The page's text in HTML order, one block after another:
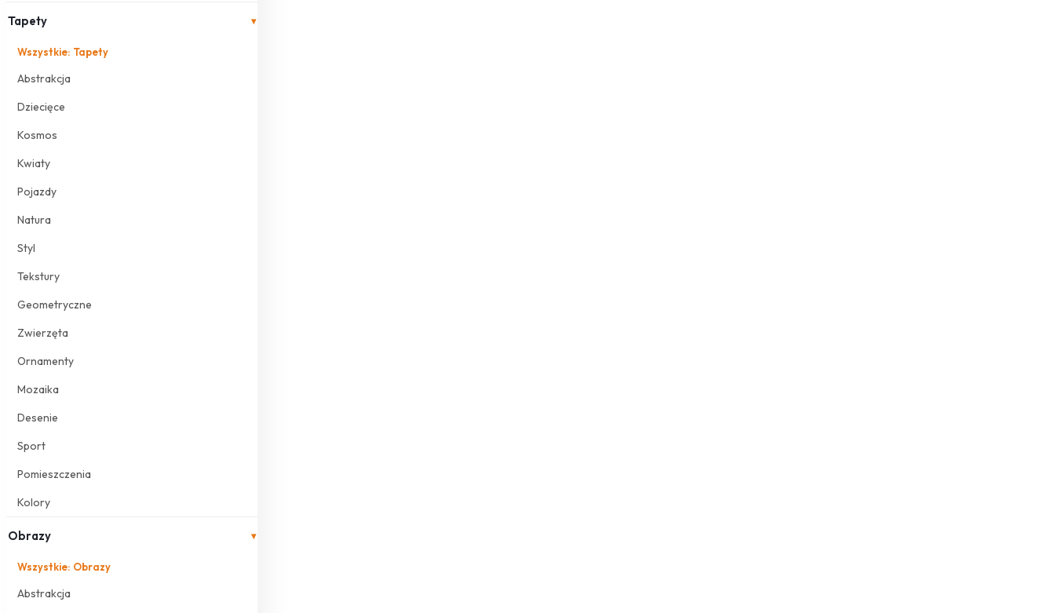
Tapety ▾
Wszystkie: Tapety
Abstrakcja
Dziecięce
Kosmos
Kwiaty
Pojazdy
Natura
Styl
Tekstury
Geometryczne
Zwierzęta
Ornamenty
Mozaika
Desenie
Sport
Pomieszczenia
Kolory
Obrazy ▾
Wszystkie: Obrazy
Abstrakcja